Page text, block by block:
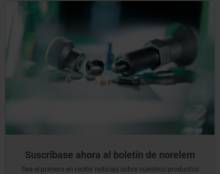
Suscríbase ahora al boletín de norelem
Sea el primero en recibir noticias sobre nuestros productos